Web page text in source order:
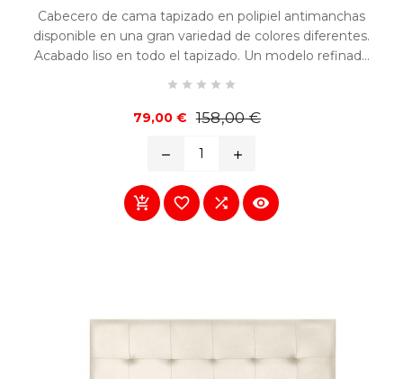
Cabecero de cama tapizado en polipiel antimanchas
disponible en una gran variedad de colores diferentes.
Acabado liso en todo el tapizado. Un modelo refinado
    
79,00 € 158,00 €
remove add
   